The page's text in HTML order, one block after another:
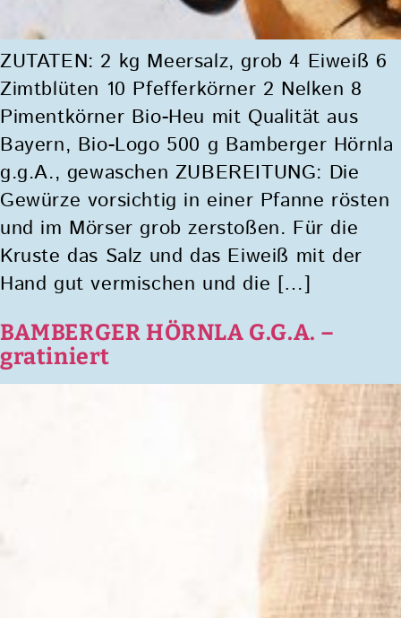
ZUTATEN: 2 kg Meersalz, grob 4 Eiweiß 6
Zimtblüten 10 Pfefferkörner 2 Nelken 8
Pimentkörner Bio-Heu mit Qualität aus
Bayern, Bio-Logo 500 g Bamberger Hörnla
g.g.A., gewaschen ZUBEREITUNG: Die
Gewürze vorsichtig in einer Pfanne rösten
und im Mörser grob zerstoßen. Für die
Kruste das Salz und das Eiweiß mit der
Hand gut vermischen und die […]
BAMBERGER HÖRNLA G.G.A. –
gratiniert